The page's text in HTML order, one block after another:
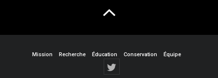
Mission Recherche Éducation Conservation Équipe